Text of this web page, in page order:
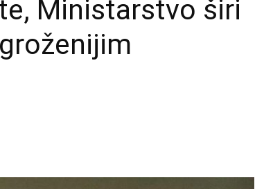
Ministarstvo širi